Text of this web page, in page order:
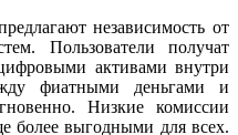
независимость от
Пользователи получат
активами внутри
фиатными деньгами и
Низкие комиссии
более выгодными для всех.